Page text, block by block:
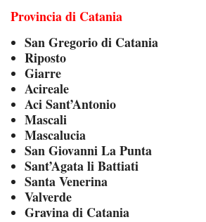
Provincia di Catania
San Gregorio di Catania
Riposto
Giarre
Acireale
Aci Sant’Antonio
Mascali
Mascalucia
San Giovanni La Punta
Sant’Agata li Battiati
Santa Venerina
Valverde
Gravina di Catania